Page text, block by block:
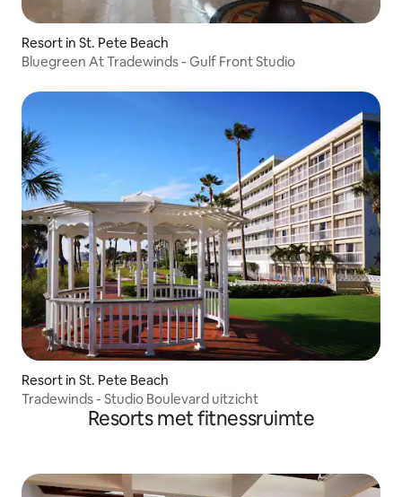
Resort in St. Pete Beach
Bluegreen At Tradewinds - Gulf Front Studio
Resort in St. Pete Beach
Tradewinds - Studio Boulevard uitzicht
Resorts met fitnessruimte